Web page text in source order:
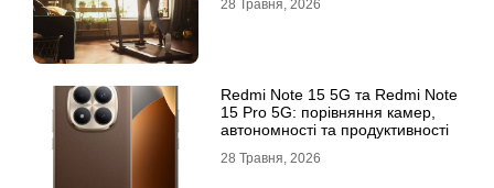
28 Травня, 2026
Redmi Note 15 5G та Redmi Note
15 Pro 5G: порівняння камер,
автономності та продуктивності
28 Травня, 2026